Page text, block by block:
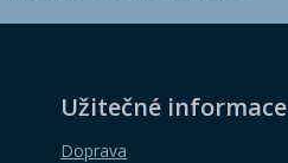
Užitečné informace
Doprava